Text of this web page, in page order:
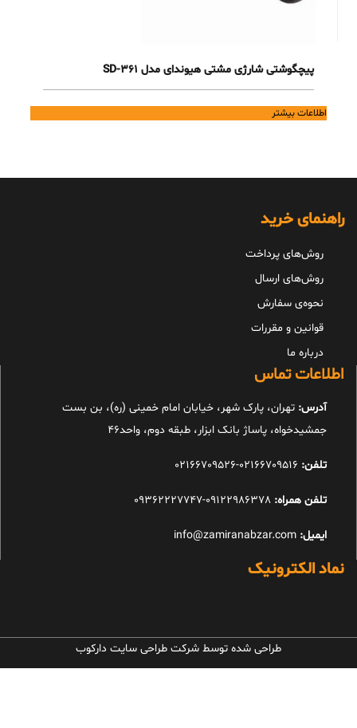
پیچگوشتی شارژی مشتی هیوندای مدل 361-SD
اطلاعات بیشتر
راهنمای خرید
روش‌های پرداخت
روش‌های ارسال
نحوه‌ی سفارش
قوانین و مقررات
درباره ما
اطلاعات تماس
آدرس: تهران، پارک شهر، خیابان امام خمینی (ره)، بن بست
جمشیدخواه، پاساژ بانک ابزار، طبقه دوم، واحد46
تلفن:
تلفن همراه: 09122986378-09362227747
ایمیل:
نماد الکترونیک
طراحی شده توسط شرکت طراحی سایت دارکوب